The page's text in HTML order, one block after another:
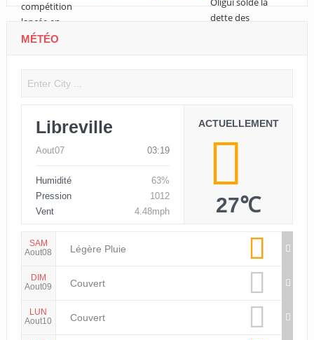
MÉTÉO
Libreville
Aout07 03:19
Humidité
63%
Pression
1012
Vent
4.48mph
ACTUELLEMENT
27℃
SAM
Aout08
Légère Pluie
DIM
Aout09
Couvert
LUN
Aout10
Couvert